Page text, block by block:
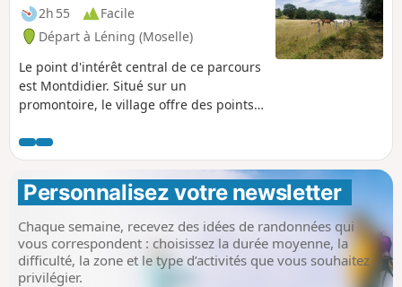
2h 55
Facile
Départ à Léning (Moselle)
Le point d'intérêt central de ce parcours
est Montdidier. Situé sur un
promontoire, le village offre des points
La table d'orientation et différents
aménagements permettent de profiter
pleinement du site. La moitié du
parcours se fait en lisière de forêt et
cela est très agréable en cas de forte
chaleur. Le circuit est balisé par la
Fédération Française de Randonnées
(trait horizontal Jaune).
Personnalisez votre newsletter
Chaque semaine, recevez des idées de randonnées qui
vous correspondent : choisissez la durée moyenne, la
difficulté, la zone et le type d’activités que vous souhaitez
privilégier.